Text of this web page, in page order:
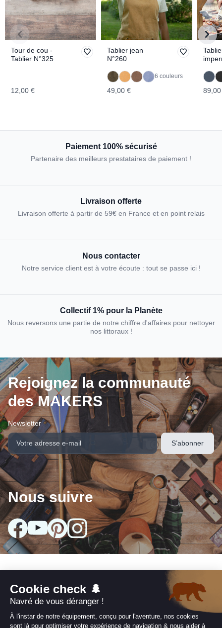
Tour de cou -
Tablier N°325
12,00 €
Tablier jean
N°260
6 couleurs
49,00 €
Paiement 100% sécurisé
Partenaire des meilleurs prestataires de paiement !
Livraison offerte
Livraison offerte à partir de 59€ en France et en point relais
Nous contacter
Notre service client est à votre écoute : tout se passe ici !
Collectif 1% pour la Planète
Nous reversons une partie de notre chiffre d'affaires pour nettoyer
nos littoraux !
Rejoignez la communauté
des MAKERS
Newsletter
Nous suivre
Nos collections
Infos utiles